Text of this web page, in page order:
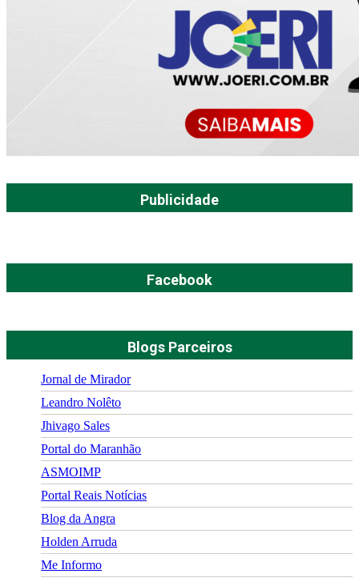
Publicidade
Facebook
Blogs Parceiros
Jornal de Mirador
Leandro Nolêto
Jhivago Sales
Portal do Maranhão
ASMOIMP
Portal Reais Notí­cias
Blog da Angra
Holden Arruda
Me Informo